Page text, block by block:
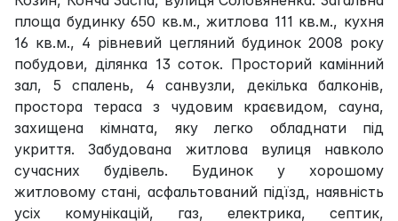
площа будинку 650 кв.м., житлова 111 кв.м., кухня
16 кв.м., 4 рівневий цегляний будинок 2008 року
побудови, ділянка 13 соток. Просторий камінний
зал, 5 спалень, 4 санвузли, декілька балконів,
простора тераса з чудовим краєвидом, сауна,
захищена кімната, яку легко обладнати під
укриття. Забудована житлова вулиця навколо
сучасних будівель. Будинок у хорошому
житловому стані, асфальтований підїзд, наявність
усіх комунікацій, газ, електрика, септик,